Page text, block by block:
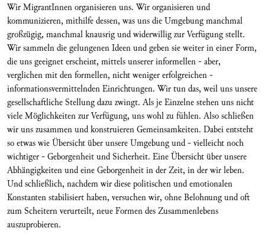
Wir MigrantInnen organisieren uns. Wir organisieren und
kommunizieren, mithilfe dessen, was uns die Umgebung manchmal
großzügig, manchmal knausrig und widerwillig zur Verfügung stellt.
Wir sammeln die gelungenen Ideen und geben sie weiter in einer Form,
die uns geeignet erscheint, mittels unserer informellen - aber,
verglichen mit den formellen, nicht weniger erfolgreichen -
informationsvermittelnden Einrichtungen. Wir tun das, weil uns unsere
gesellschaftliche Stellung dazu zwingt. Als je Einzelne stehen uns nicht
viele Möglichkeiten zur Verfügung, uns wohl zu fühlen. Also schließen
wir uns zusammen und konstruieren Gemeinsamkeiten. Dabei entsteht
so etwas wie Übersicht über unsere Umgebung und - vielleicht noch
wichtiger - Geborgenheit und Sicherheit. Eine Übersicht über unsere
Abhängigkeiten und eine Geborgenheit in der Zeit, in der wir leben.
Und schließlich, nachdem wir diese politischen und emotionalen
Konstanten stabilisiert haben, versuchen wir, ohne Belohnung und oft
zum Scheitern verurteilt, neue Formen des Zusammenlebens
auszuprobieren.